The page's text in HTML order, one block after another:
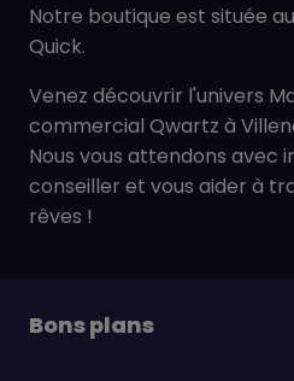
Notre boutique est située
Quick.
Venez découvrir l'univers
commercial Qwartz à
Nous vous attendons avec
conseiller et vous aider à
rêves !
Bons plans